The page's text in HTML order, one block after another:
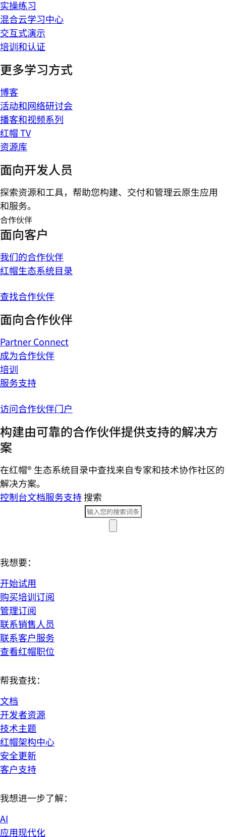
实操练习
混合云学习中心
交互式演示
培训和认证
更多学习方式
博客
活动和网络研讨会
播客和视频系列
红帽 TV
资源库
面向开发人员
探索资源和工具，帮助您构建、交付和管理云原生应用
和服务。
合作伙伴
面向客户
我们的合作伙伴
红帽生态系统目录
查找合作伙伴
面向合作伙伴
Partner Connect
成为合作伙伴
培训
服务支持
访问合作伙伴门户
构建由可靠的合作伙伴提供支持的解决方
案
在红帽® 生态系统目录中查找来自专家和技术协作社区的
解决方案。
控制台文档服务支持搜索
我想要：
开始试用
购买培训订阅
管理订阅
联系销售人员
联系客户服务
查看红帽职位
帮我查找：
文档
开发者资源
技术主题
红帽架构中心
安全更新
客户支持
我想进一步了解：
AI
应用现代化